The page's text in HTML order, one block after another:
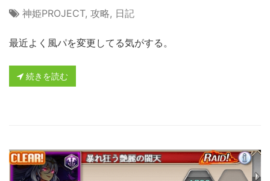
神姫PROJECT, 攻略, 日記
最近よく風パを変更してる気がする。
続きを読む